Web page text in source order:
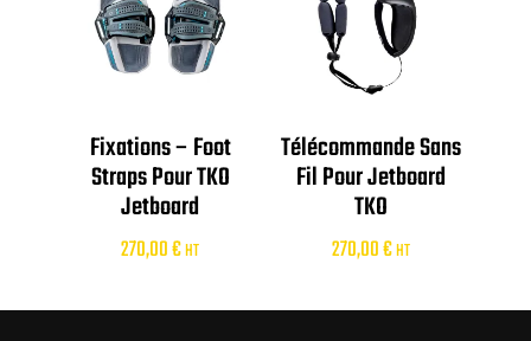
Fixations – Foot
Straps Pour TKO
Jetboard
270,00€HT
Télécommande Sans
Fil Pour Jetboard
TKO
270,00€HT